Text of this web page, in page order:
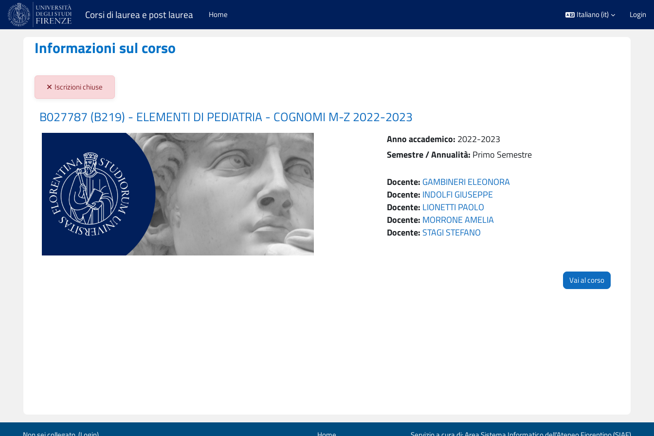
Vai al contenuto principale
Corsi di laurea e post laurea Home Italiano ‎(it)‎ Login
Informazioni sul corso
Stato iscrizioni:
Iscrizioni chiuse
B027787 (B219) - ELEMENTI DI PEDIATRIA - COGNOMI M-Z 2022-2023
Anno accademico: 2022-2023
Semestre / Annualità: Primo Semestre
Docente: GAMBINERI ELEONORA
Docente: INDOLFI GIUSEPPE
Docente: LIONETTI PAOLO
Docente: MORRONE AMELIA
Docente: STAGI STEFANO
Vai al corso